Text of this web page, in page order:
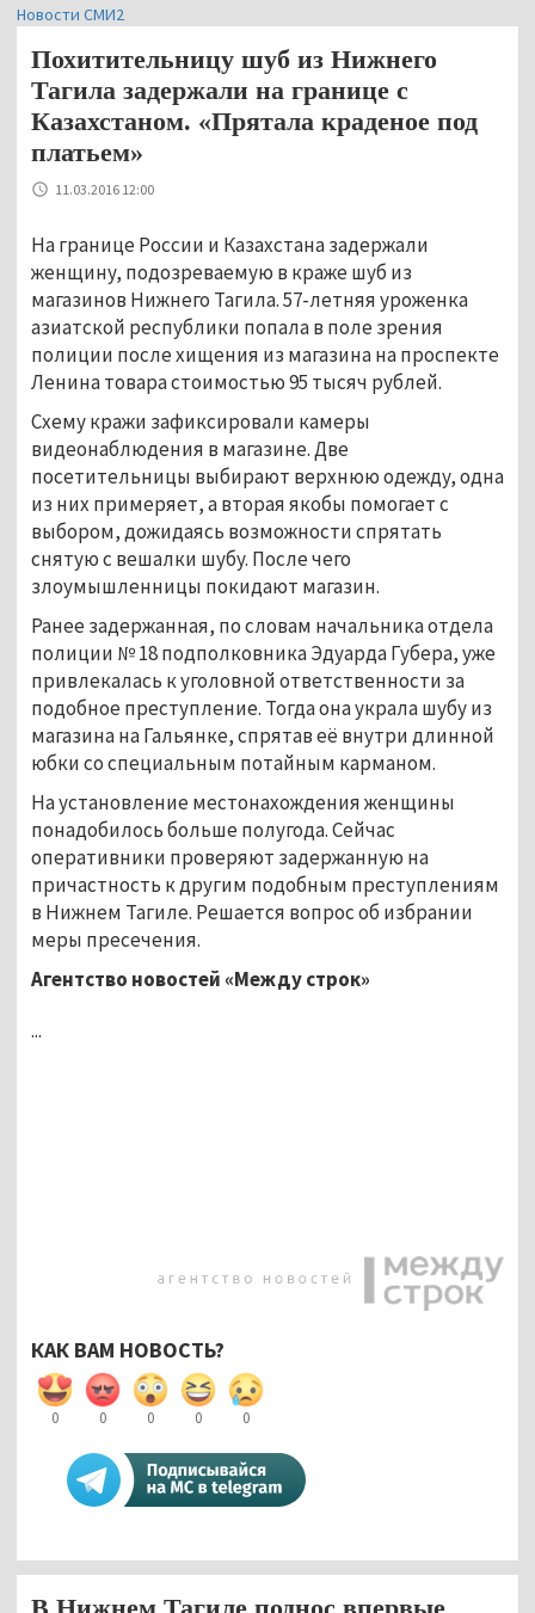
Новости СМИ2
Похитительницу шуб из Нижнего
Тагила задержали на границе с
Казахстаном. «Прятала краденое под
платьем»
11.03.2016 12:00
На границе России и Казахстана задержали
женщину, подозреваемую в краже шуб из
магазинов Нижнего Тагила. 57-летняя уроженка
азиатской республики попала в поле зрения
полиции после хищения из магазина на проспекте
Ленина товара стоимостью 95 тысяч рублей.
Схему кражи зафиксировали камеры
видеонаблюдения в магазине. Две
посетительницы выбирают верхнюю одежду, одна
из них примеряет, а вторая якобы помогает с
выбором, дожидаясь возможности спрятать
снятую с вешалки шубу. После чего
злоумышленницы покидают магазин.
Ранее задержанная, по словам начальника отдела
полиции № 18 подполковника Эдуарда Губера, уже
привлекалась к уголовной ответственности за
подобное преступление. Тогда она украла шубу из
магазина на Гальянке, спрятав её внутри длинной
юбки со специальным потайным карманом.
На установление местонахождения женщины
понадобилось больше полугода. Сейчас
оперативники проверяют задержанную на
причастность к другим подобным преступлениям
в Нижнем Тагиле. Решается вопрос об избрании
меры пресечения.
Агентство новостей «Между строк»
...
КАК ВАМ НОВОСТЬ?
0 0 0 0 0